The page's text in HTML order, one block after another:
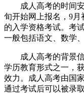
成人高考的时间安
旬开始网上报名，9月
的入学资格考试。考
一般包括语文、数学、
成人高考的背景信
学历教育形式之一，
效力。成人高考由国
通过考试后可以被录